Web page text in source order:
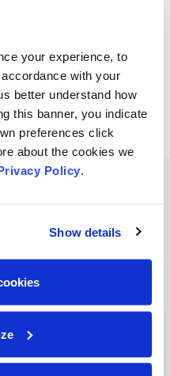
your experience, to
with your
better understand how
this banner, you indicate
preferences click
about the cookies we
Policy.
Show details